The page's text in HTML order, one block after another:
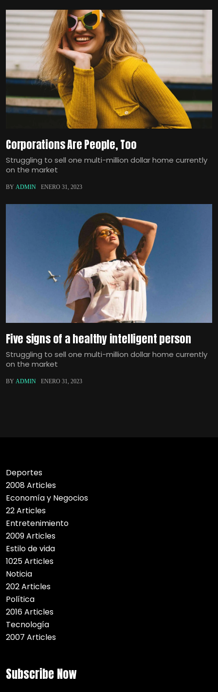
Corporations Are People, Too
Struggling to sell one multi-million dollar home currently
on the market
BY ADMIN ENERO 31, 2023
Five signs of a healthy intelligent person
Struggling to sell one multi-million dollar home currently
on the market
BY ADMIN ENERO 31, 2023
Deportes
2008 Articles
Economía y Negocios
22 Articles
Entretenimiento
2009 Articles
Estilo de vida
1025 Articles
Noticia
202 Articles
Política
2016 Articles
Tecnología
2007 Articles
Subscribe Now